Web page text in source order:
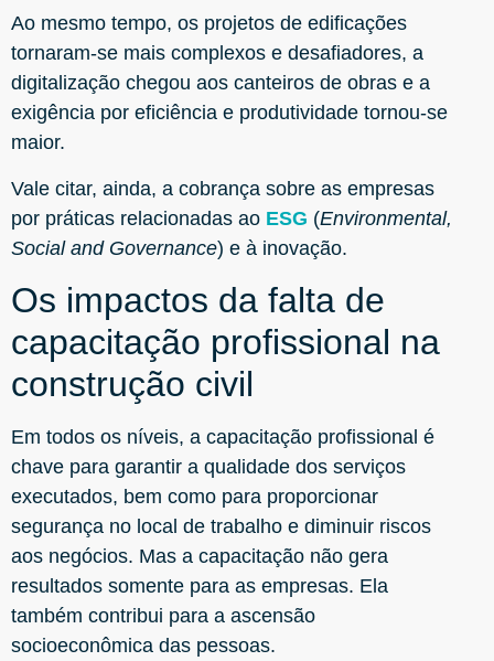
Ao mesmo tempo, os projetos de edificações
tornaram-se mais complexos e desafiadores, a
digitalização chegou aos canteiros de obras e a
exigência por eficiência e produtividade tornou-se
maior.
Vale citar, ainda, a cobrança sobre as empresas
por práticas relacionadas ao ESG (Environmental,
Social and Governance) e à inovação.
Os impactos da falta de
capacitação profissional na
construção civil
Em todos os níveis, a capacitação profissional é
chave para garantir a qualidade dos serviços
executados, bem como para proporcionar
segurança no local de trabalho e diminuir riscos
aos negócios. Mas a capacitação não gera
resultados somente para as empresas. Ela
também contribui para a ascensão
socioeconômica das pessoas.